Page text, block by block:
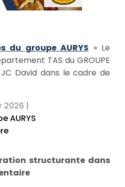
du groupe AURYS » Le
TAS du GROUPE
David dans le cadre de
2026 |
AURYS
structurante dans